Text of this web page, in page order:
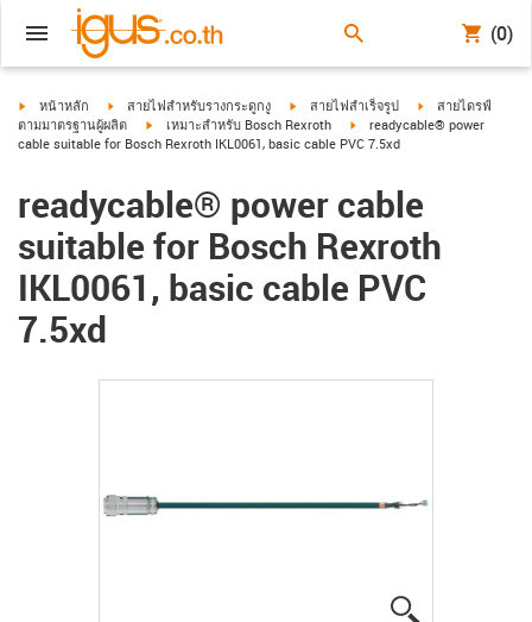
(0)
igus-icon-arrow-right
หน้าหลัก igus-icon-arrow-right
สายไฟสำหรับรางกระดูกงู igus-icon-arrow-right
สายไฟสำเร็จรูป igus-icon-arrow-
สายไดรฟ์
ตามมาตรฐานผู้ผลิต
igus-icon-arrow-right
เหมาะสำหรับ Bosch Rexroth igus-icon-arrow-right
readycable® power
cable suitable for Bosch Rexroth IKL0061, basic cable PVC 7.5xd
readycable® power cable
suitable for Bosch Rexroth
IKL0061, basic cable PVC
7.5xd